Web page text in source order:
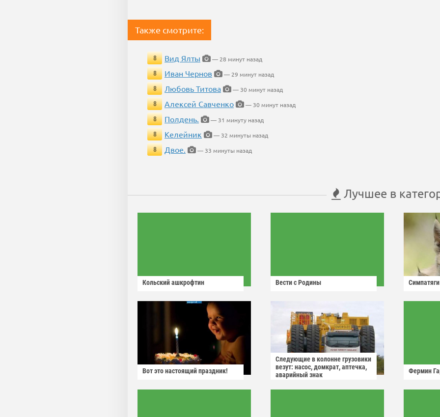
Также смотрите:
8 Вид Ялты
— 28 минут назад
8
Иван Чернов
— 29 минут назад
8
Любовь Титова
— 30 минут назад
8
Алексей Савченко
— 30 минут назад
8
Полдень.
— 31 минуту назад
8
Келейник
— 32 минуты назад
8
Двое. — 33 минуты назад
Лучшее в
Кольский ашкрофтин Вести с Родины Симпатяги
Вот это настоящий праздник!
Следующие в колонне грузовики
везут: насос, домкрат, аптечка,
аварийный знак
Фермин